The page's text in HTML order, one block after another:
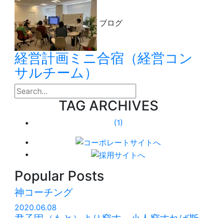
ブログ
経営計画ミニ合宿（経営コン
サルチーム）
search
TAG ARCHIVES
(1)
Popular Posts
神コーチング
2020.06.08